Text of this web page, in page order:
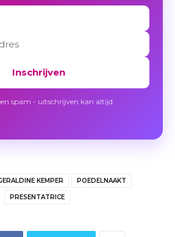
Inschrijven
spam - uitschrijven kan altijd.
KEMPER POEDELNAAKT
PRESENTATRICE